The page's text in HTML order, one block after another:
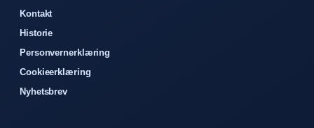
Kontakt
Historie
Personvernerklæring
Cookieerklæring
Nyhetsbrev